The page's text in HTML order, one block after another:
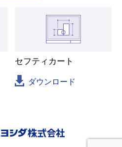
セフティカート
ダウンロード